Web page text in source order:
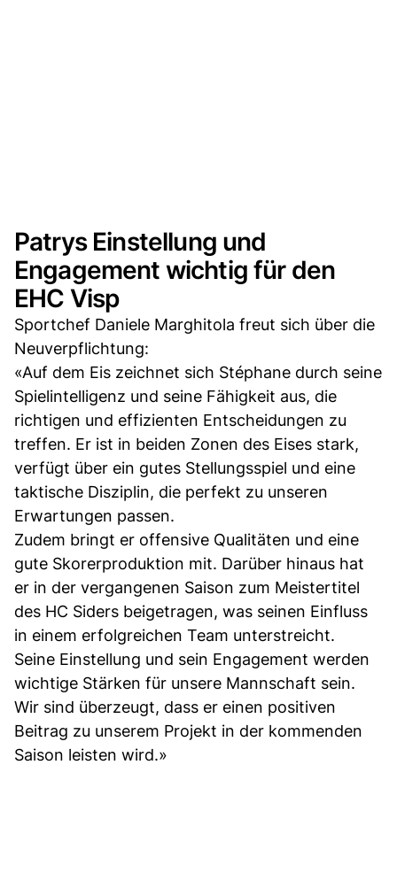
Patrys Einstellung und
Engagement wichtig für den
EHC Visp
Sportchef Daniele Marghitola freut sich über die
Neuverpflichtung:
«Auf dem Eis zeichnet sich Stéphane durch seine
Spielintelligenz und seine Fähigkeit aus, die
richtigen und effizienten Entscheidungen zu
treffen. Er ist in beiden Zonen des Eises stark,
verfügt über ein gutes Stellungsspiel und eine
taktische Disziplin, die perfekt zu unseren
Erwartungen passen.
Zudem bringt er offensive Qualitäten und eine
gute Skorerproduktion mit. Darüber hinaus hat
er in der vergangenen Saison zum Meistertitel
des HC Siders beigetragen, was seinen Einfluss
in einem erfolgreichen Team unterstreicht.
Seine Einstellung und sein Engagement werden
wichtige Stärken für unsere Mannschaft sein.
Wir sind überzeugt, dass er einen positiven
Beitrag zu unserem Projekt in der kommenden
Saison leisten wird.»